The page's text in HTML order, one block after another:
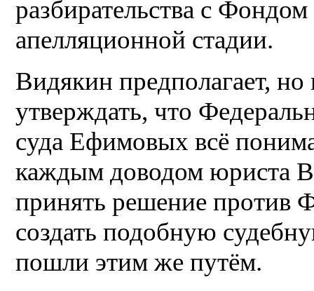
разбирательства с
апелляционной стадии.
Видякин предполагает,
утверждать, что
суда Ефимовых всё
каждым доводом юриста
принять решение против
создать подобную
пошли этим же путём.